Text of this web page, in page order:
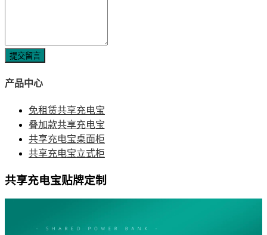
提交留言
产品中心
免租赁共享充电宝
叠加款共享充电宝
共享充电宝桌面柜
共享充电宝立式柜
共享充电宝贴牌定制